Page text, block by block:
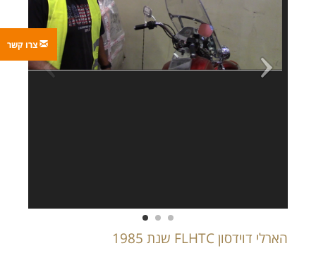
הארלי דוידסון FLHTC שנת 1985
צרו קשר